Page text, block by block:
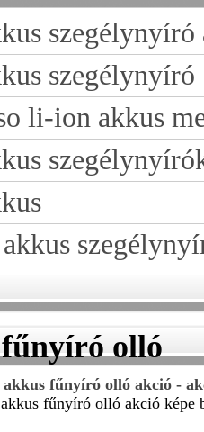
szegélynyíró
szegélynyíró
li-ion akkus
olló
akkus fűnyíró olló akció -
fűnyíró olló akció képe